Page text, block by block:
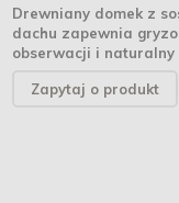
Drewniany domek z
dachu zapewnia
obserwacji i naturalny
Zapytaj o produkt